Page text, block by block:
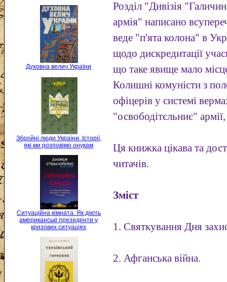
Духовна велич України
Збройні люди України. Історії,
які ми розповімо онукам
Ситуаційна кімната. Як діють
американські президенти у
кризових ситуаціях
Розділ "Дивізія
армія" написано
веде "п'ята колона" в
щодо дискредитації
що таке явище мало
Колишні комуністи з
офіцерів у системі
"освободітєльниє"
Ця книжка цікава та
читачів.
Зміст
1. Святкування Дня
2. Афганська війна.